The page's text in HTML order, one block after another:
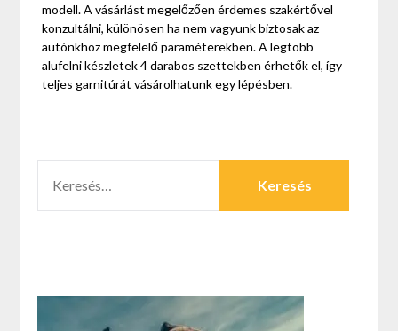
modell. A vásárlást megelőzően érdemes szakértővel
konzultálni, különösen ha nem vagyunk biztosak az
autónkhoz megfelelő paraméterekben. A legtöbb
alufelni készletek 4 darabos szettekben érhetők el, így
teljes garnitúrát vásárolhatunk egy lépésben.